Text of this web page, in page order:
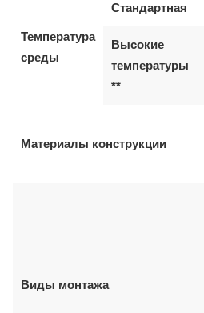
Температура
среды
Стандартная
Высокие
температуры
**
Материалы конструкции
Виды монтажа